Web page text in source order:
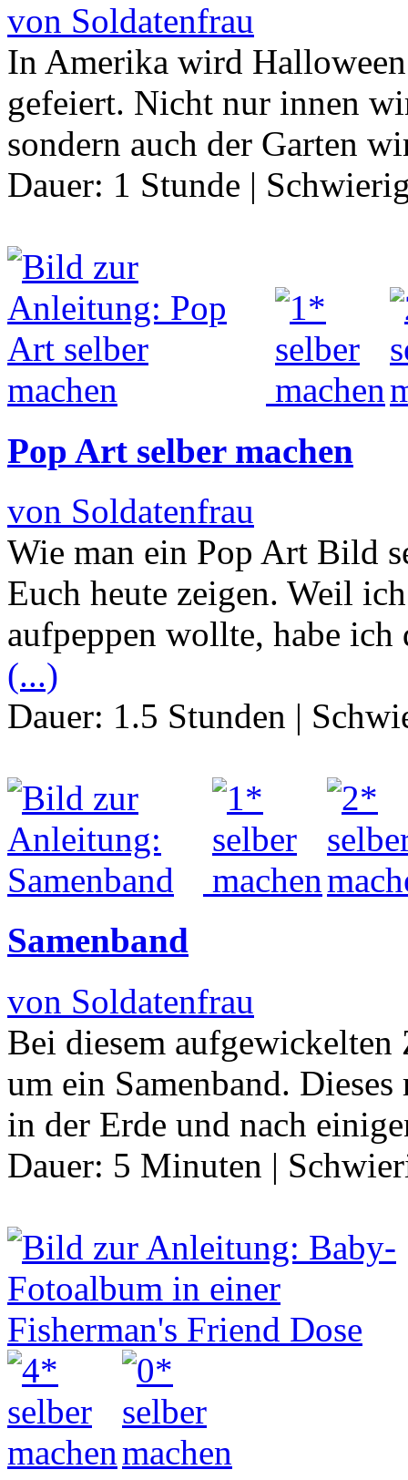
von Soldatenfrau
In Amerika wird
gefeiert. Nicht nur innen
sondern auch der Garten
Dauer: 1 Stunde |
Pop Art selber machen
von Soldatenfrau
Wie man ein Pop Art Bild
Euch heute zeigen. Weil
aufpeppen wollte, habe
(...)
Dauer: 1.5 Stunden |
Samenband
von Soldatenfrau
Bei diesem aufgewickelten
um ein Samenband.
in der Erde und nach
Dauer: 5 Minuten |